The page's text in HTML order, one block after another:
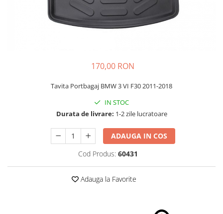
Schimbatoare Viteze
Accesorii Auto
Accesorii Auto Exterior
Accesorii Interior Auto
Tavite Portbagaj Dedicate
170,00 RON
Tavita Portbagaj BMW 3 VI F30 2011-2018
IN STOC
Durata de livrare: 1-2 zile lucratoare
ADAUGA IN COS
Cod Produs: 60431
Adauga la Favorite